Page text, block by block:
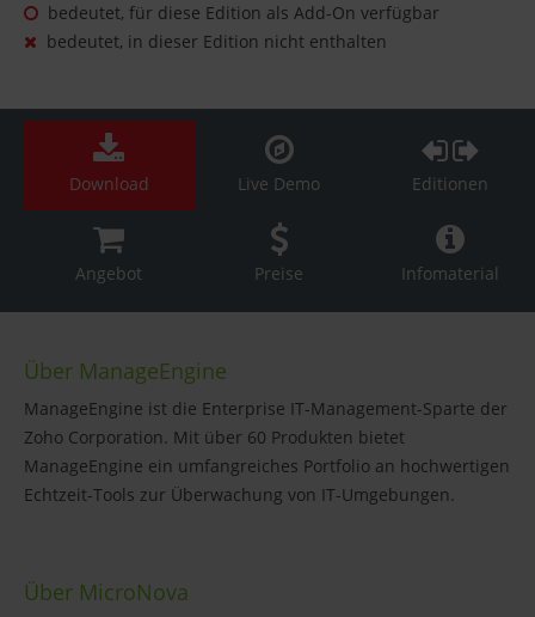
bedeutet, für diese Edition als Add-On verfügbar
bedeutet, in dieser Edition nicht enthalten
Download Live Demo Editionen
Angebot Preise Infomaterial
Über ManageEngine
ManageEngine ist die Enterprise IT-Management-Sparte der
Zoho Corporation. Mit über 60 Produkten bietet
ManageEngine ein umfangreiches Portfolio an hochwertigen
Echtzeit-Tools zur Überwachung von IT-Umgebungen.
Über MicroNova